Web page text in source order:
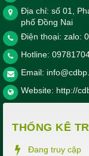
Địa chỉ: số 01,
phố Đồng Nai
Điện thoại: zalo:
Hotline:
Email:
Website: http://
THỐNG KÊ
Đang truy cập